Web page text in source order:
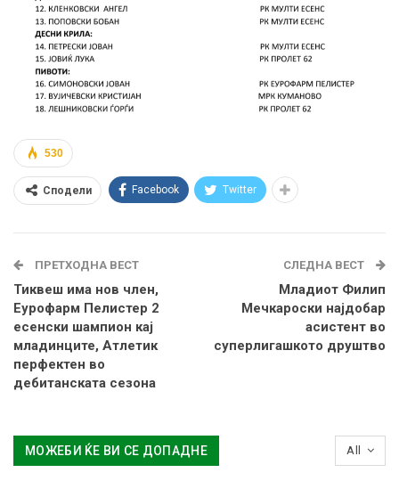
530
Сподели Facebook Twitter
ПРЕТХОДНА ВЕСТ
Тиквеш има нов член,
Еурофарм Пелистер 2
есенски шампион кај
младинците, Атлетик
перфектен во
дебитанската сезона
СЛЕДНА ВЕСТ
Младиот Филип
Мечкароски најдобар
асистент во
суперлигашкото друштво
All
МОЖЕБИ ЌЕ ВИ СЕ ДОПАДНЕ